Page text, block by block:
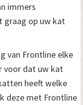
immers
graag op uw kat
van Frontline elke
voor dat uw kat
heeft welke
deze met Frontline